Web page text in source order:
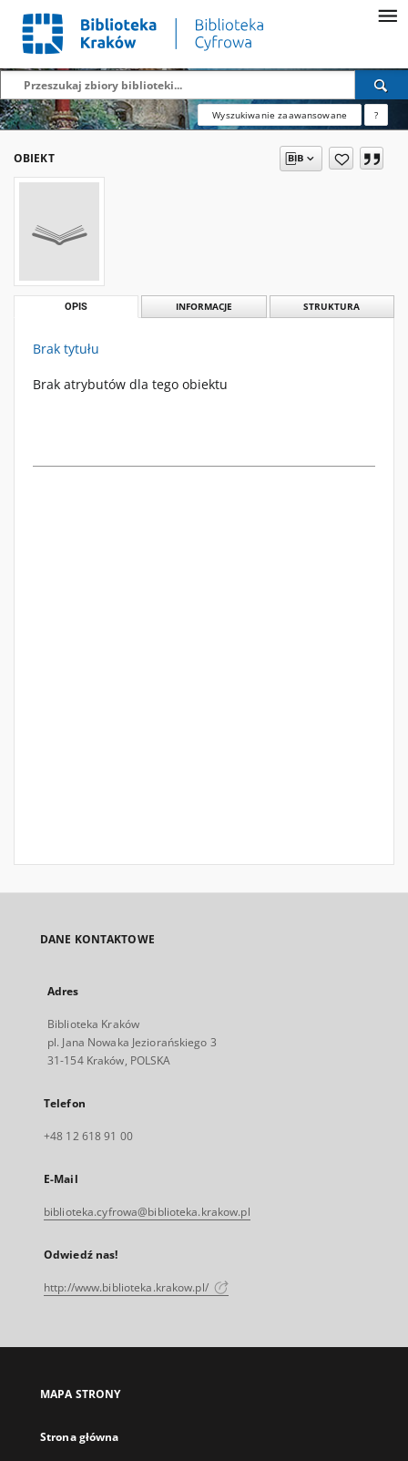
Wyszukiwanie zaawansowane ?
OBIEKT
OPIS INFORMACJE STRUKTURA
Brak tytułu
Brak atrybutów dla tego obiektu
DANE KONTAKTOWE
Adres
Biblioteka Kraków
pl. Jana Nowaka Jeziorańskiego 3
31-154 Kraków, POLSKA
Telefon
+48 12 618 91 00
E-Mail
biblioteka.cyfrowa@biblioteka.krakow.pl
Odwiedź nas!
http://www.biblioteka.krakow.pl/
MAPA STRONY
Strona główna